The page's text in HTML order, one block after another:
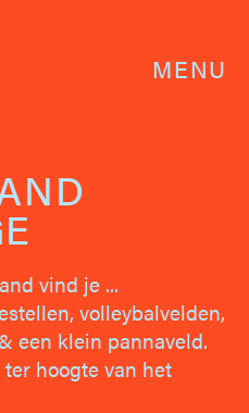
MENU
vind je ...
volleybalvelden,
een klein pannaveld.
hoogte van het